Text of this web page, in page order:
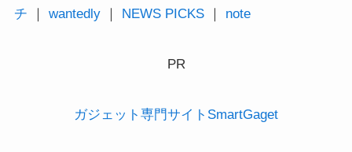
チ
wantedly｜ NEWS PICKS｜ note
PR
ガジェット専門サイトSmartGaget